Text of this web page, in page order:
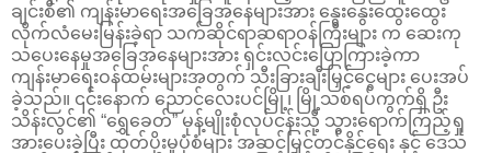
ချင်းစီ၏ ကျန်းမာရေးအခြေအနေများအား နွေးနွေးထွေးထွေး
လိုက်လံမေးမြန်းခဲ့ရာ သက်ဆိုင်ရာဆရာဝန်ကြီးများ က ဆေးကု
သပေးနေမှုအခြေအနေများအား ရှင်းလင်းပြောကြားခဲ့ကာ
ကျန်းမာရေးဝန်ထမ်းများအတွက် သီးခြားချီးမြှင့်ငွေများ ပေးအပ်
ခဲ့သည်။ ၎င်းနောက် ညောင်လေးပင်မြို့၊ မြို့သစ်ရပ်ကွက်ရှိ ဦး
သိန်းလွင်၏ “ရွှေခေတ်” မုန့်မျိုးစုံလုပ်ငန်းသို့ သွားရောက်ကြည့်ရှု
အားပေးခဲ့ပြီး ထုတ်ပိုးမှုပုံစံများ အဆင့်မြှင့်တင်နိုင်ရေး နှင့် ဒေသ